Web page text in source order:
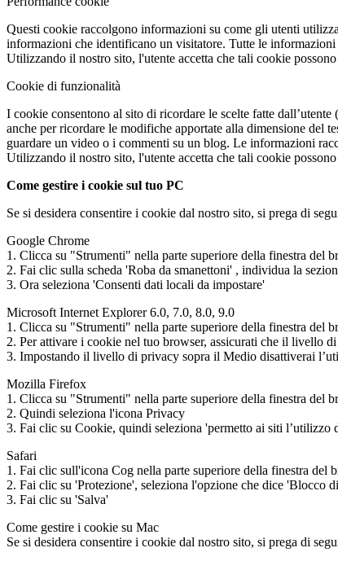
Questi cookie raccolgono informazioni su come gli utenti
informazioni che identificano un visitatore. Tutte le
Utilizzando il nostro sito, l'utente accetta che tali cookie
Cookie di funzionalità
I cookie consentono al sito di ricordare le scelte fatte
anche per ricordare le modifiche apportate alla dimensione del
guardare un video o i commenti su un blog. Le informazioni
Utilizzando il nostro sito, l'utente accetta che tali cookie
Come gestire i cookie sul tuo PC
Se si desidera consentire i cookie dal nostro sito, si prega di
Google Chrome
1. Clicca su "Strumenti" nella parte superiore della finestra del
2. Fai clic sulla scheda 'Roba da smanettoni' , individua la
3. Ora seleziona 'Consenti dati locali da impostare'
Microsoft Internet Explorer 6.0, 7.0, 8.0, 9.0
1. Clicca su "Strumenti" nella parte superiore della finestra del
2. Per attivare i cookie nel tuo browser, assicurati che il livello
3. Impostando il livello di privacy sopra il Medio disattiverai
Mozilla Firefox
1. Clicca su "Strumenti" nella parte superiore della finestra del
2. Quindi seleziona l'icona Privacy
3. Fai clic su Cookie, quindi seleziona 'permetto ai siti l’utilizzo
Safari
1. Fai clic sull'icona Cog nella parte superiore della finestra del
2. Fai clic su 'Protezione', seleziona l'opzione che dice 'Blocco
3. Fai clic su 'Salva'
Come gestire i cookie su Mac
Se si desidera consentire i cookie dal nostro sito, si prega di